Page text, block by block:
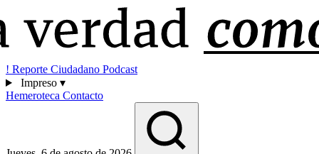
! Reporte Ciudadano Podcast
Impreso ▾
Hemeroteca Contacto